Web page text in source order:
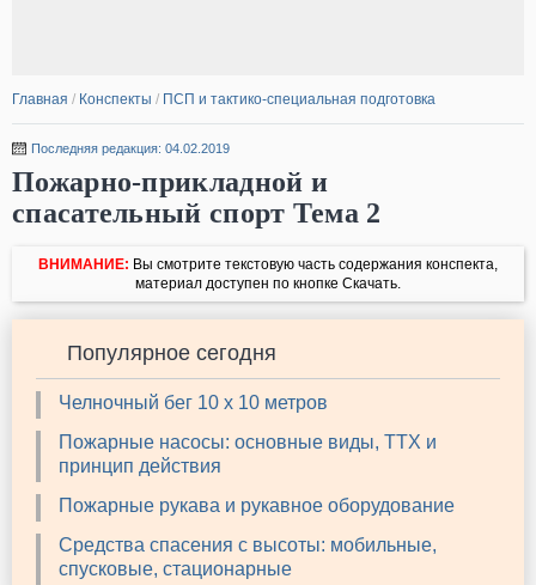
Главная / Конспекты / ПСП и тактико-специальная подготовка
Последняя редакция: 04.02.2019
Пожарно-прикладной и
спасательный спорт Тема 2
ВНИМАНИЕ: Вы смотрите текстовую часть содержания конспекта,
материал доступен по кнопке Скачать.
Популярное сегодня
Челночный бег 10 х 10 метров
Пожарные насосы: основные виды, ТТХ и
принцип действия
Пожарные рукава и рукавное оборудование
Средства спасения с высоты: мобильные,
спусковые, стационарные